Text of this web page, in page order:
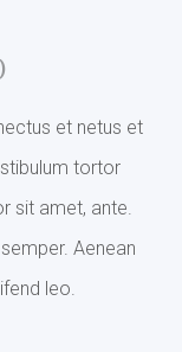
et netus et
tortor
sit amet, ante.
Aenean
leo.